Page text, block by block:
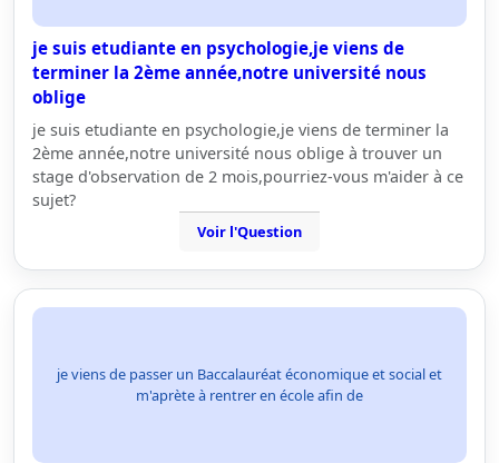
je suis etudiante en psychologie,je viens de
terminer la 2ème année,notre université nous
oblige
je suis etudiante en psychologie,je viens de terminer la
2ème année,notre université nous oblige à trouver un
stage d'observation de 2 mois,pourriez-vous m'aider à ce
sujet?
Voir l'Question
je viens de passer un Baccalauréat économique et social et
m'aprète à rentrer en école afin de